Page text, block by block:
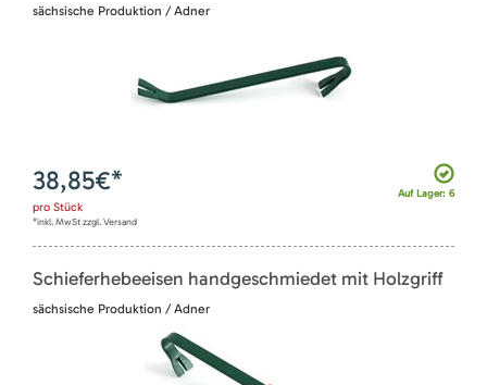
sächsische Produktion / Adner
Auf Lager: 6
38,85€*
pro Stück
*inkl. MwSt zzgl. Versand
Schieferhebeeisen handgeschmiedet mit Holzgriff
sächsische Produktion / Adner